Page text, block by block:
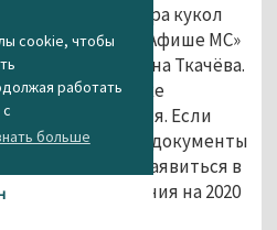
cookie, чтобы
работать
больше
театра кукол
года. Об этом «Афише МС»
тетра Татьяна Ткачёва.
по подготовке
здания. Если
разрешительные документы
город сможет заявиться в
финансирования на 2020